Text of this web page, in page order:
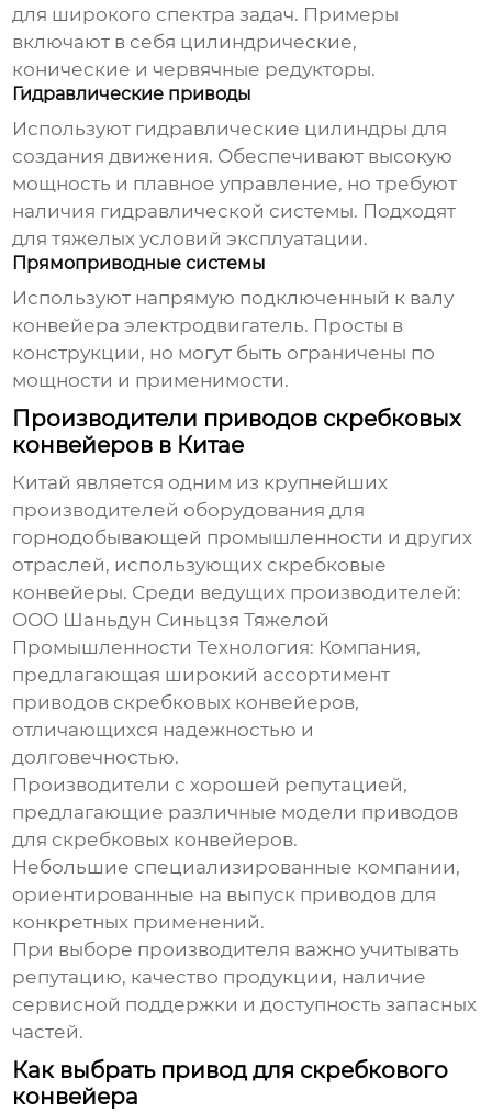
для широкого спектра задач. Примеры
включают в себя цилиндрические,
конические и червячные редукторы.
Гидравлические приводы
Используют гидравлические цилиндры для
создания движения. Обеспечивают высокую
мощность и плавное управление, но требуют
наличия гидравлической системы. Подходят
для тяжелых условий эксплуатации.
Прямоприводные системы
Используют напрямую подключенный к валу
конвейера электродвигатель. Просты в
конструкции, но могут быть ограничены по
мощности и применимости.
Производители приводов скребковых
конвейеров в Китае
Китай является одним из крупнейших
производителей оборудования для
горнодобывающей промышленности и других
отраслей, использующих скребковые
конвейеры. Среди ведущих производителей:
ООО Шаньдун Синьцзя Тяжелой
Промышленности Технология: Компания,
предлагающая широкий ассортимент
приводов скребковых конвейеров,
отличающихся надежностью и
долговечностью.
Производители с хорошей репутацией,
предлагающие различные модели приводов
для скребковых конвейеров.
Небольшие специализированные компании,
ориентированные на выпуск приводов для
конкретных применений.
При выборе производителя важно учитывать
репутацию, качество продукции, наличие
сервисной поддержки и доступность запасных
частей.
Как выбрать привод для скребкового
конвейера